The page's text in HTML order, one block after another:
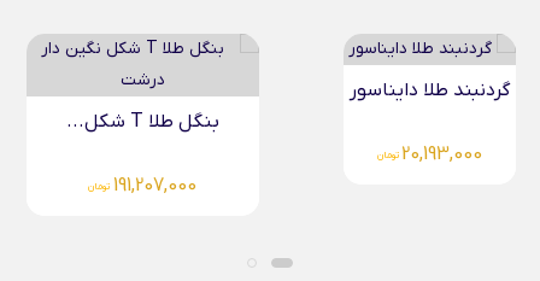
گردنبند میناکاری دم
19,934,000